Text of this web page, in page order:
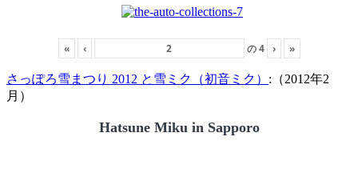
« ‹ の4 › »
さっぽろ雪まつり 2012 と雪ミク（初音ミク） :（2012年2
月）
Hatsune Miku in Sapporo